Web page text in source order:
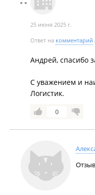
25 июня 2025 г.
Ответ на комментарий
Андрей, спасибо
С уважением и
Логистик.
0